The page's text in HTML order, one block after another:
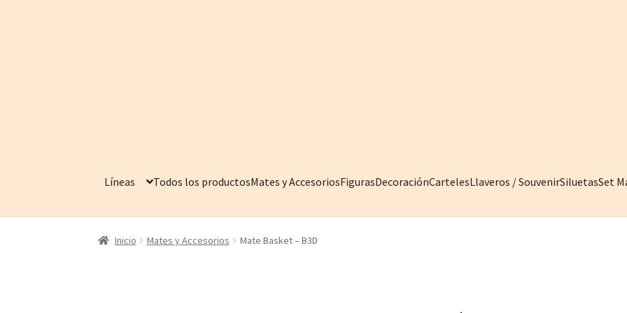
Líneas Todos los productosMates y AccesoriosFigurasDecoraciónCartelesLlaveros / SouvenirSiluetasSet
Inicio Mates y Accesorios Mate Basket – B3D